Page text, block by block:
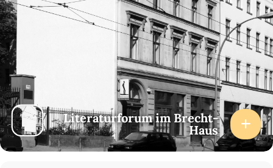
Literaturforum im Brecht-
Haus